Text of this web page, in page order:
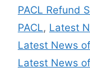
PACL Refund
PACL, Latest
Latest News
Latest News